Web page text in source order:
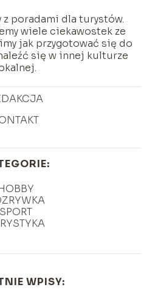
poradami dla turystów.
wiele ciekawostek ze
jak przygotować się do
się w innej kulturze
SPORT
WPISY: